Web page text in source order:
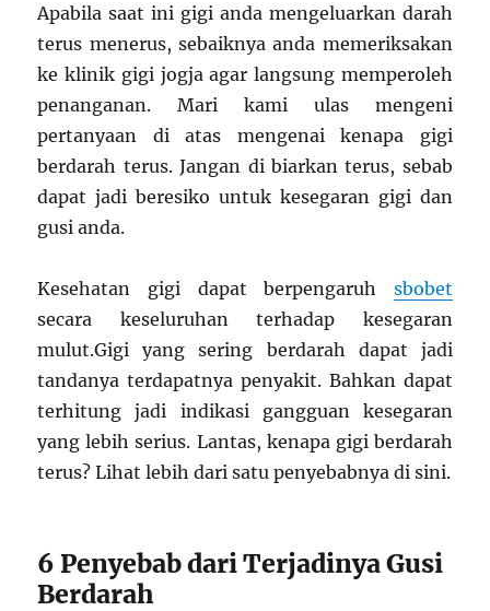
Apabila saat ini gigi anda mengeluarkan darah
terus menerus, sebaiknya anda memeriksakan
ke klinik gigi jogja agar langsung memperoleh
penanganan. Mari kami ulas mengeni
pertanyaan di atas mengenai kenapa gigi
berdarah terus. Jangan di biarkan terus, sebab
dapat jadi beresiko untuk kesegaran gigi dan
gusi anda.
Kesehatan gigi dapat berpengaruh sbobet
secara keseluruhan terhadap kesegaran
mulut.Gigi yang sering berdarah dapat jadi
tandanya terdapatnya penyakit. Bahkan dapat
terhitung jadi indikasi gangguan kesegaran
yang lebih serius. Lantas, kenapa gigi berdarah
terus? Lihat lebih dari satu penyebabnya di sini.
6 Penyebab dari Terjadinya Gusi
Berdarah